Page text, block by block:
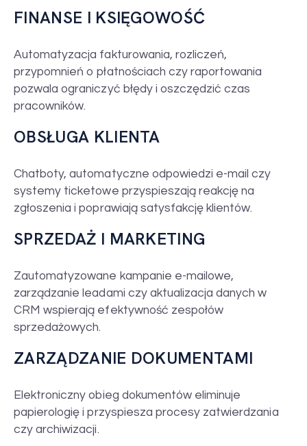
FINANSE I KSIĘGOWOŚĆ
Automatyzacja fakturowania, rozliczeń,
przypomnień o płatnościach czy raportowania
pozwala ograniczyć błędy i oszczędzić czas
pracowników.
OBSŁUGA KLIENTA
Chatboty, automatyczne odpowiedzi e-mail czy
systemy ticketowe przyspieszają reakcję na
zgłoszenia i poprawiają satysfakcję klientów.
SPRZEDAŻ I MARKETING
Zautomatyzowane kampanie e-mailowe,
zarządzanie leadami czy aktualizacja danych w
CRM wspierają efektywność zespołów
sprzedażowych.
ZARZĄDZANIE DOKUMENTAMI
Elektroniczny obieg dokumentów eliminuje
papierologię i przyspiesza procesy zatwierdzania
czy archiwizacji.